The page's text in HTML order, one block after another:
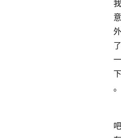
我
意
外
了
一
下
。
吧